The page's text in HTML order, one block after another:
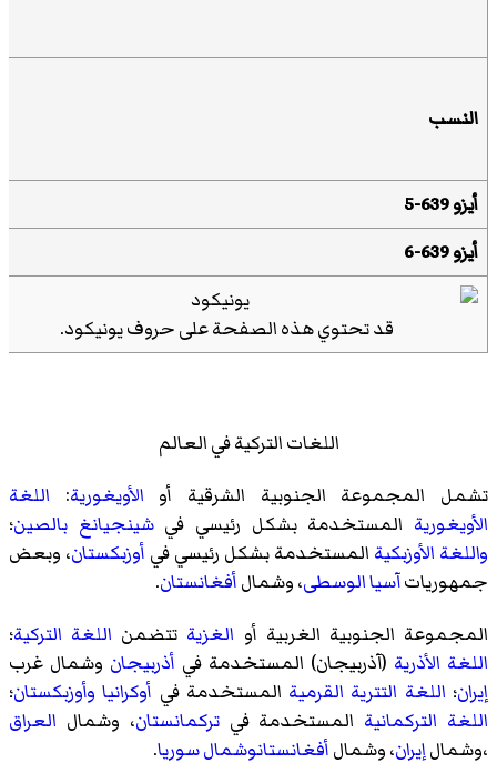
النسب
أيزو 639-5
أيزو 639-6
قد تحتوي هذه الصفحة على حروفيونيكود.
اللغات التركية في العالم
تشمل المجموعة الجنوبية الشرقية أو الأويغورية: اللغة
الأويغورية المستخدمة بشكل رئيسي فيشينجيانغ بالصين؛
واللغة الأوزبكية المستخدمة بشكل رئيسي في أوزبكستان، وبعض
جمهورياتآسيا الوسطى، وشمالأفغانستان.
المجموعة الجنوبية الغربية أو الغزية تتضمن اللغة التركية؛
اللغة الأذرية (آذربیجان) المستخدمة في أذربيجان وشمال غرب
إيران؛ اللغة التترية القرمية المستخدمة في أوكرانيا وأوزبكستان؛
اللغة التركمانية المستخدمة فيتركمانستان، وشمال العراق
،وشمالإيران، وشمالأفغانستانوشمالسوريا.